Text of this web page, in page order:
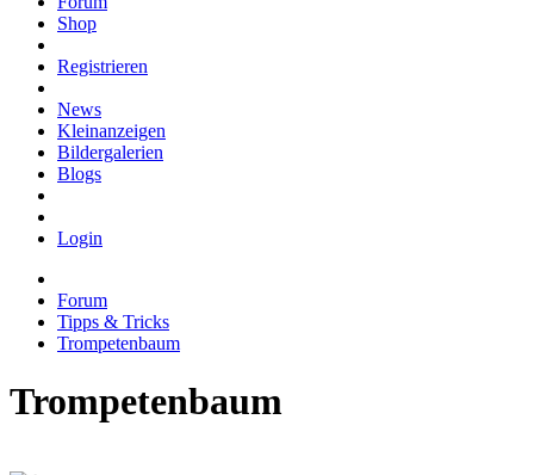
Shop
Registrieren
News
Kleinanzeigen
Bildergalerien
Blogs
Login
Forum
Tipps & Tricks
Trompetenbaum
Trompetenbaum